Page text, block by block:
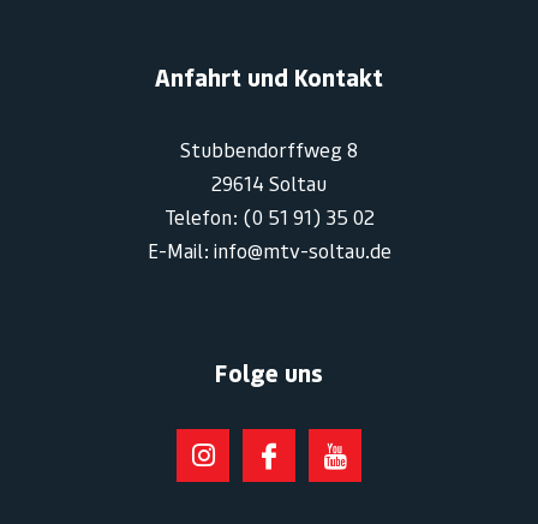
Anfahrt und Kontakt
Stubbendorffweg 8
29614 Soltau
Telefon: (0 51 91) 35 02
E-Mail: info@mtv-soltau.de
Folge uns